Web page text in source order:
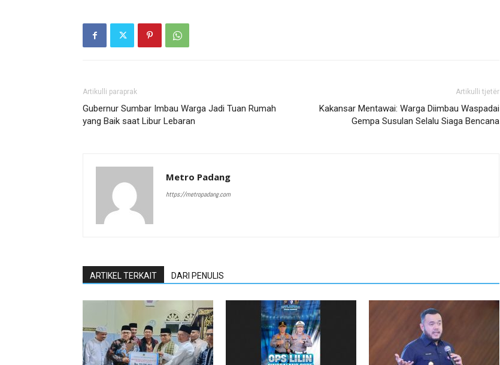
Artikulli paraprak
Gubernur Sumbar Imbau Warga Jadi Tuan Rumah
yang Baik saat Libur Lebaran
Artikulli tjetër
Kakansar Mentawai: Warga Diimbau Waspadai
Gempa Susulan Selalu Siaga Bencana
Metro Padang
https://metropadang.com
ARTIKEL TERKAIT DARI PENULIS